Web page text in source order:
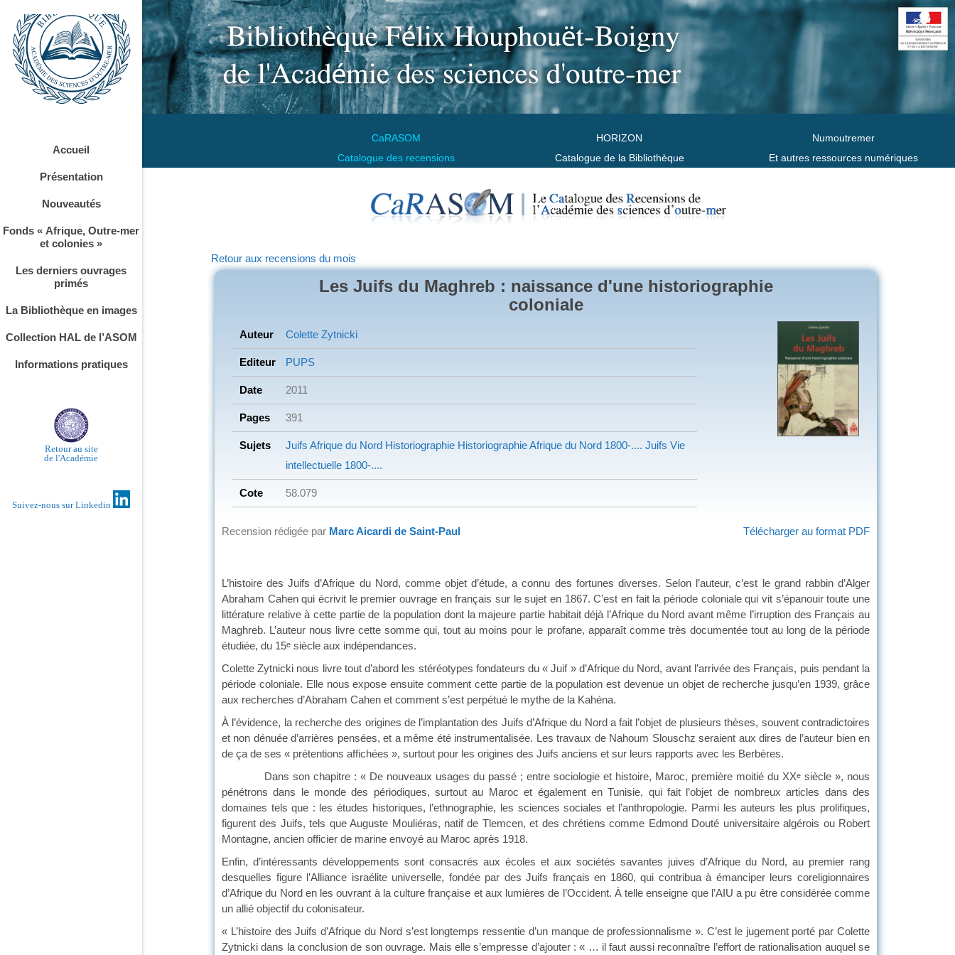
CaRASOM
Catalogue des recensions
HORIZON
Catalogue de la Bibliothèque
Numoutremer
Et autres ressources numériques
Accueil
Présentation
Nouveautés
Fonds « Afrique, Outre-mer
et colonies »
Les derniers ouvrages
primés
La Bibliothèque en images
Collection HAL de l’ASOM
Informations pratiques
Retour au site
de l'Académie
Suivez-nous sur Linkedin
Retour aux recensions du mois
Les Juifs du Maghreb : naissance d'une historiographie
coloniale
Auteur Colette Zytnicki
Editeur PUPS
Date 2011
Pages 391
Sujets Juifs Afrique du Nord Historiographie HistoriographieAfrique du Nord 1800-.... Juifs Vie
intellectuelle 1800-....
Cote 58.079
Télécharger au format PDF
Recension rédigée par Marc Aicardi de Saint-Paul
L’histoire des Juifs d’Afrique du Nord, comme objet d’étude, a connu des fortunes diverses. Selon l’auteur, c’est le grand rabbin d’Alger
Abraham Cahen qui écrivit le premier ouvrage en français sur le sujet en 1867. C’est en fait la période coloniale qui vit s’épanouir toute une
littérature relative à cette partie de la population dont la majeure partie habitait déjà l’Afrique du Nord avant même l’irruption des Français au
Maghreb. L’auteur nous livre cette somme qui, tout au moins pour le profane, apparaît comme très documentée tout au long de la période
étudiée, du 15e siècle aux indépendances.
Colette Zytnicki nous livre tout d’abord les stéréotypes fondateurs du « Juif » d’Afrique du Nord, avant l’arrivée des Français, puis pendant la
période coloniale. Elle nous expose ensuite comment cette partie de la population est devenue un objet de recherche jusqu’en 1939, grâce
aux recherches d’Abraham Cahen et comment s’est perpétué le mythe de la Kahéna.
À l’évidence, la recherche des origines de l’implantation des Juifs d’Afrique du Nord a fait l’objet de plusieurs thèses, souvent contradictoires
et non dénuée d’arrières pensées, et a même été instrumentalisée. Les travaux de Nahoum Slouschz seraient aux dires de l’auteur bien en
de ça de ses « prétentions affichées », surtout pour les origines des Juifs anciens et sur leurs rapports avec les Berbères.
Dans son chapitre : « De nouveaux usages du passé ; entre sociologie et histoire, Maroc, première moitié du XXe siècle », nous
pénétrons dans le monde des périodiques, surtout au Maroc et également en Tunisie, qui fait l’objet de nombreux articles dans des
domaines tels que : les études historiques, l’ethnographie, les sciences sociales et l’anthropologie. Parmi les auteurs les plus prolifiques,
figurent des Juifs, tels que Auguste Mouliéras, natif de Tlemcen, et des chrétiens comme Edmond Douté universitaire algérois ou Robert
Montagne, ancien officier de marine envoyé au Maroc après 1918.
Enfin, d’intéressants développements sont consacrés aux écoles et aux sociétés savantes juives d’Afrique du Nord, au premier rang
desquelles figure l’Alliance israélite universelle, fondée par des Juifs français en 1860, qui contribua à émanciper leurs coreligionnaires
d’Afrique du Nord en les ouvrant à la culture française et aux lumières de l’Occident. À telle enseigne que l’AIU a pu être considérée comme
un allié objectif du colonisateur.
« L’histoire des Juifs d’Afrique du Nord s’est longtemps ressentie d’un manque de professionnalisme ». C’est le jugement porté par Colette
Zytnicki dans la conclusion de son ouvrage. Mais elle s’empresse d’ajouter : « … il faut aussi reconnaître l’effort de rationalisation auquel se